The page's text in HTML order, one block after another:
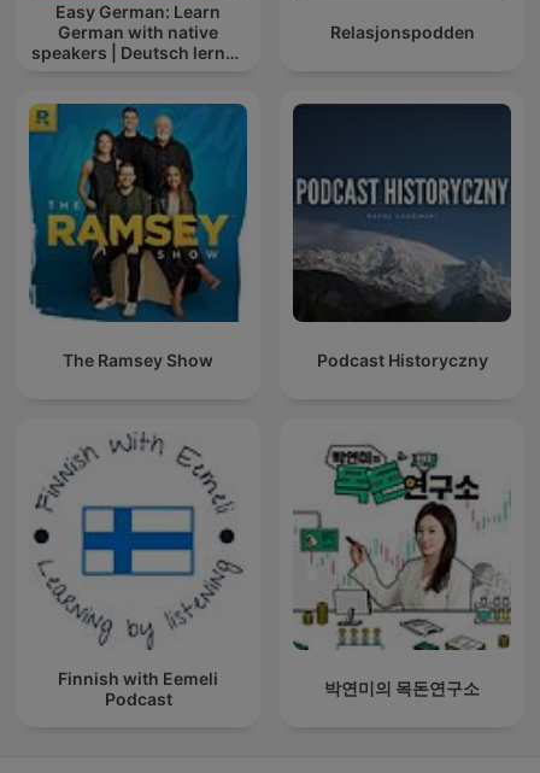
Easy German: Learn
German with native
speakers | Deutsch lernen
Relasjonspodden
The Ramsey Show Podcast Historyczny
Finnish with Eemeli
Podcast
박연미의 목돈연구소